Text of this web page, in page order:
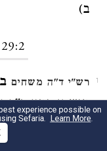
ב)
1 רש"י ד"ה משחים
מושחן כמין כ"ף
כנו"ן שלנו. ע"כ.
experience possible on
Sefaria. Learn More.